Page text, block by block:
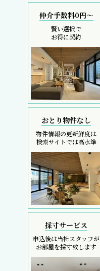
仲介手数料0円～
賢い選択で
お得に契約
おとり物件なし
物件情報の更新鮮度は
検索サイトでは高水準
採寸サービス
申込後は当社スタッフが
お部屋を採寸致します